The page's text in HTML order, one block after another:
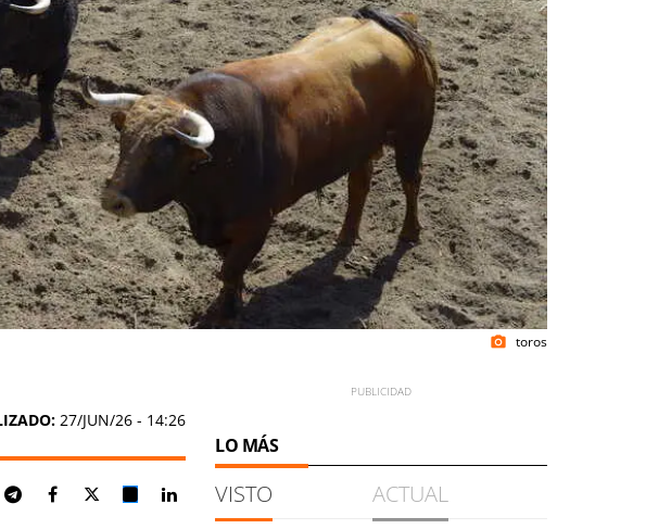
photo_camera toros
27/JUN/26 - 14:26
LO MÁS
VISTO ACTUAL